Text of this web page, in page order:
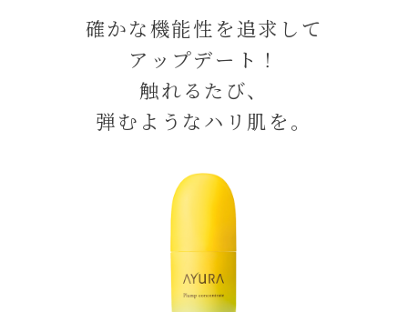
確かな機能性を追求して
アップデート！
触れるたび、
弾むようなハリ肌を。